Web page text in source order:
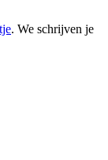
. We schrijven je